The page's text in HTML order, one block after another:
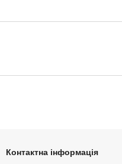
Контактна інформація